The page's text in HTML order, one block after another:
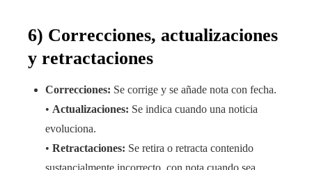
6) Correcciones, actualizaciones
y retractaciones
Correcciones: Se corrige y se añade nota con fecha.
• Actualizaciones: Se indica cuando una noticia
evoluciona.
• Retractaciones: Se retira o retracta contenido